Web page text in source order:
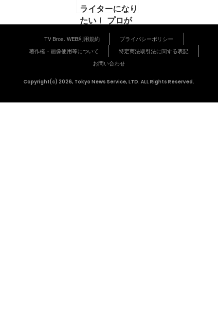
けじとダニエル
ズがモデル宣
言！？
ライターになり
たい！ プロが
教える、好きを
仕事にするサバ
イバル術【02
〜五十嵐大〜前
編】
TV Bros. WEB利用規約
プライバシーポリシー
著作権・画像使用等について
特定商法取引法に関する表記
お問い合わせ
Copyright(c) 2026, Tokyo News Service, LTD. ALL Rights Reserved.